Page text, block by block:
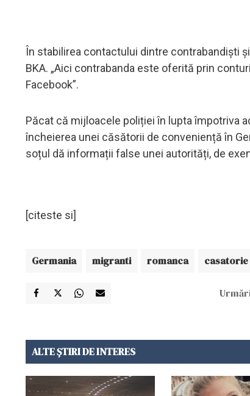
În stabilirea contactului dintre contrabandiști
BKA. „Aici contrabanda este oferită prin
Facebook”.
Păcat că mijloacele poliției în lupta împotriva
încheierea unei căsătorii de conveniență în
soțul dă informații false unei autorități, de
[citeste si]
Germania migranti romanca
ALTE ȘTIRI DE INTERES